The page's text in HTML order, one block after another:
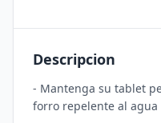
Descripcion
- Mantenga su tablet
forro repelente al